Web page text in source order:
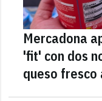
Mercadona
'fit' con dos
queso